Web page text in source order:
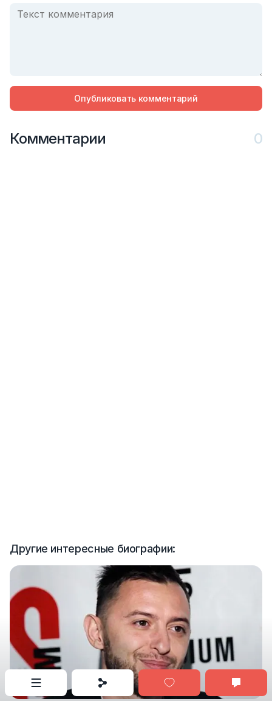
Другие интересные биографии:
Опубликовать комментарий
Комментарии 0